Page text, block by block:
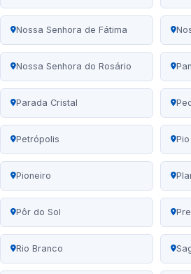
Nossa Senhora de Fátima
Nossa Senhora do Rosário
Parada Cristal
Petrópolis
Pioneiro
Pôr do Sol
Rio Branco